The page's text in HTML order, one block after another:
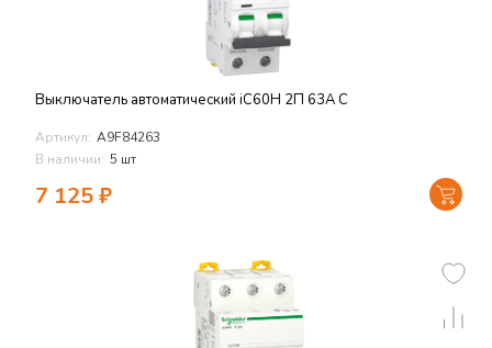
Выключатель автоматический iC60H 2П 63A C
Артикул: A9F84263
В наличии: 5 шт
7 125₽